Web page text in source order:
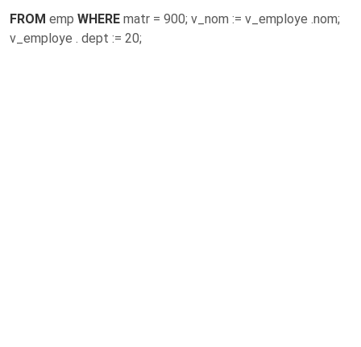
FROM emp WHERE matr = 900; v_nom := v_employe .nom;
v_employe . dept := 20;